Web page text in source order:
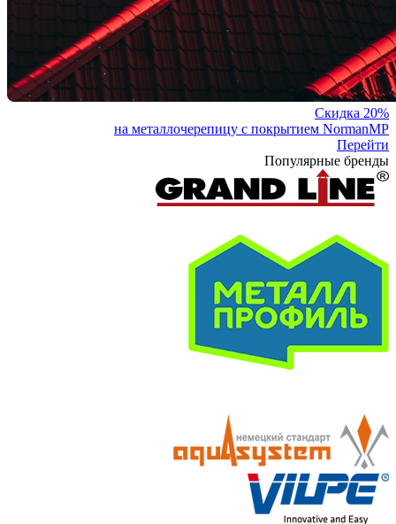
Скидка 20%
на металлочерепицу с покрытием NormanMP
Перейти
Популярные бренды